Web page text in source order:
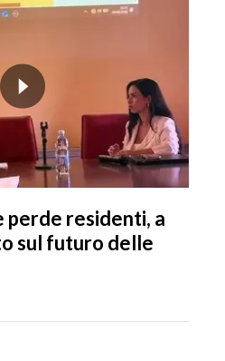
perde residenti, a
sul futuro delle